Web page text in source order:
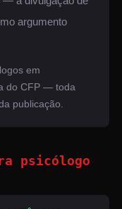
argumento
em
do CFP — toda
publicação.
psicólogo